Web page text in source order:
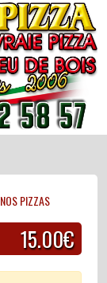
NOS PIZZAS
15.00€